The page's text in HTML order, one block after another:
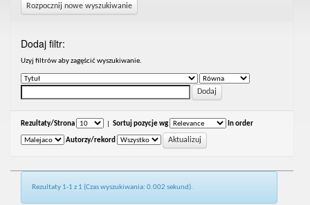
Rozpocznij nowe wyszukiwanie
Dodaj filtr:
Uzyj filtrów aby zagęścić wyszukiwanie.
Rezultaty/Strona Sortuj pozycje wg In order
Autorzy/rekord
Rezultaty 1-1 z 1 (Czas wyszukiwania: 0.002 sekund).